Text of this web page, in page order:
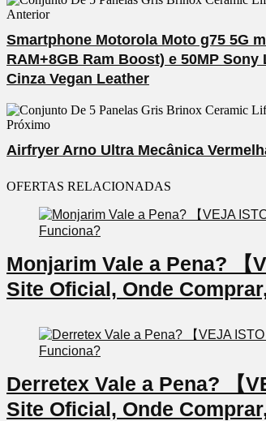
Anterior
Smartphone Motorola Moto g75 5G
RAM+8GB Ram Boost) e 50MP
Cinza Vegan Leather
Próximo
Airfryer Arno Ultra Mecânica
OFERTAS RELACIONADAS
Monjarim Vale a Pena? 【
Site Oficial, Onde
Derretex Vale a Pena? 【
Site Oficial, Onde